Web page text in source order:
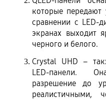
которые передают
сравнении с LED-
экранах выходит
черного и белого.
Crystal UHD –
LED-панели.
разрешение до
реалистичными,